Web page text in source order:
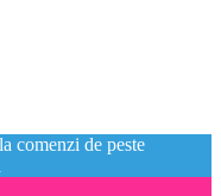
comenzi de peste